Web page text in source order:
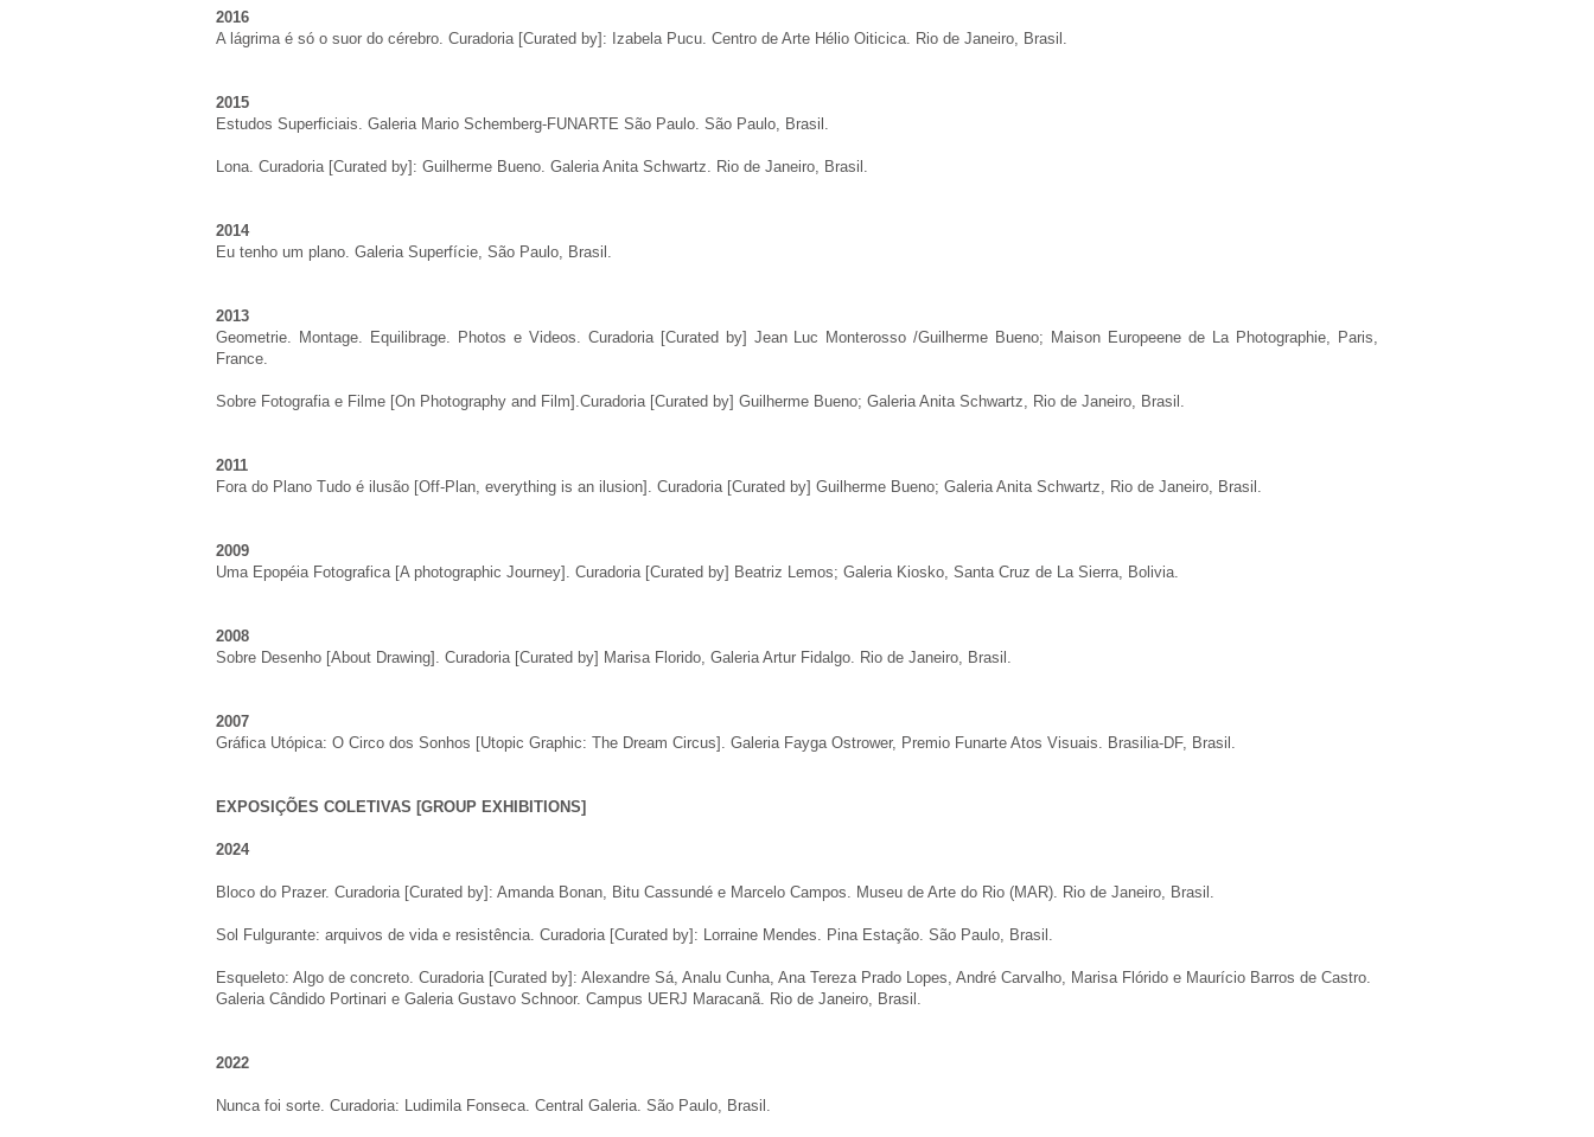
2016
A lágrima é só o suor do cérebro. Curadoria [Curated by]: Izabela Pucu. Centro de Arte Hélio Oiticica. Rio de Janeiro, Brasil.
2015
Estudos Superficiais. Galeria Mario Schemberg-FUNARTE São Paulo. São Paulo, Brasil.
Lona. Curadoria [Curated by]: Guilherme Bueno. Galeria Anita Schwartz. Rio de Janeiro, Brasil.
2014
Eu tenho um plano. Galeria Superfície, São Paulo, Brasil.
2013
Geometrie. Montage. Equilibrage. Photos e Videos. Curadoria [Curated by] Jean Luc Monterosso /Guilherme Bueno; Maison Europeene de La Photographie, Paris,
France.
Sobre Fotografia e Filme [On Photography and Film].Curadoria [Curated by] Guilherme Bueno; Galeria Anita Schwartz, Rio de Janeiro, Brasil.
2011
Fora do Plano Tudo é ilusão [Off-Plan, everything is an ilusion]. Curadoria [Curated by] Guilherme Bueno; Galeria Anita Schwartz, Rio de Janeiro, Brasil.
2009
Uma Epopéia Fotografica[A photographic Journey]. Curadoria [Curated by] Beatriz Lemos; Galeria Kiosko, Santa Cruz de La Sierra, Bolivia.
2008
Sobre Desenho [About Drawing]. Curadoria [Curated by] Marisa Florido, Galeria Artur Fidalgo. Rio de Janeiro, Brasil.
2007
Gráfica Utópica: O Circo dos Sonhos [Utopic Graphic: The Dream Circus]. Galeria Fayga Ostrower, Premio Funarte Atos Visuais. Brasilia-DF, Brasil.
EXPOSIÇÕES COLETIVAS [GROUP EXHIBITIONS]
2024
Bloco do Prazer. Curadoria [Curated by]: Amanda Bonan, Bitu Cassundé e Marcelo Campos. Museu de Arte do Rio (MAR). Rio de Janeiro, Brasil.
Sol Fulgurante: arquivos de vida e resistência. Curadoria [Curated by]: Lorraine Mendes. Pina Estação. São Paulo, Brasil.
Esqueleto: Algo de concreto. Curadoria [Curated by]: Alexandre Sá, Analu Cunha, Ana Tereza Prado Lopes, André Carvalho, Marisa Flórido e Maurício Barros de Castro.
Galeria Cândido Portinari e Galeria Gustavo Schnoor. Campus UERJ Maracanã. Rio de Janeiro, Brasil.
2022
Nunca foi sorte. Curadoria: Ludimila Fonseca. Central Galeria. São Paulo, Brasil.